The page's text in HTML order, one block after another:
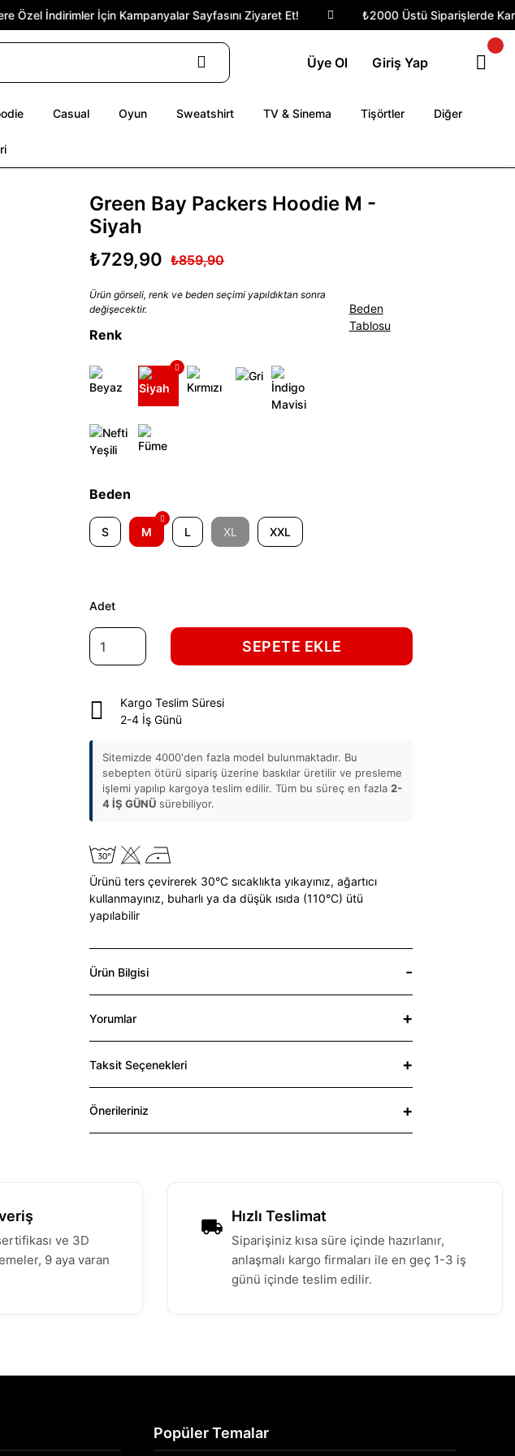
Özel İndirimler İçin Kampanyalar Sayfasını Ziyaret Et! ₺2000 Üstü Siparişlerde
Üye Ol Giriş Yap
Casual Oyun Sweatshirt TV & Sinema Tişörtler Diğer
Green Bay Packers Hoodie M -
Siyah
₺729,90 ₺859,90
Ürün görseli, renk ve beden seçimi yapıldıktan sonra
değişecektir.
Renk
Beden
S M L XL XXL
Beden
Tablosu
Adet
SEPETE EKLE
Kargo Teslim Süresi
2-4 İş Günü
Sitemizde 4000'den fazla model bulunmaktadır. Bu
sebepten ötürü sipariş üzerine baskılar üretilir ve presleme
işlemi yapılıp kargoya teslim edilir. Tüm bu süreç en fazla2-
4 İŞ GÜNÜ sürebiliyor.
Ürünü ters çevirerek 30°C sıcaklıkta yıkayınız, ağartıcı
kullanmayınız, buharlı ya da düşük ısıda (110°C) ütü
yapılabilir
Ürün Bilgisi
Yorumlar
Taksit Seçenekleri
Önerileriniz
ve 3D
9 aya varan
Hızlı Teslimat
Siparişiniz kısa süre içinde hazırlanır,
anlaşmalı kargo firmaları ile en geç 1-3 iş
günü içinde teslim edilir.
Popüler Temalar